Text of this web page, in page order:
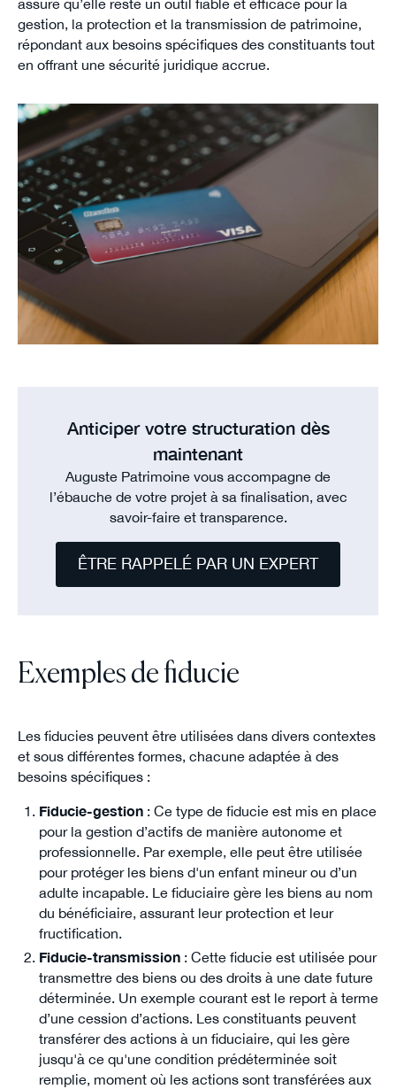
assure qu’elle reste un outil fiable et efficace pour la
gestion, la protection et la transmission de patrimoine,
répondant aux besoins spécifiques des constituants tout
en offrant une sécurité juridique accrue.
Anticiper votre structuration dès
maintenant
Auguste Patrimoine vous accompagne de
l’ébauche de votre projet à sa finalisation, avec
savoir-faire et transparence.
ÊTRE RAPPELÉ PAR UN EXPERT
Exemples de fiducie
Les fiducies peuvent être utilisées dans divers contextes
et sous différentes formes, chacune adaptée à des
besoins spécifiques :
Fiducie-gestion: Ce type de fiducie est mis en place
pour la gestion d’actifs de manière autonome et
professionnelle. Par exemple, elle peut être utilisée
pour protéger les biens d'un enfant mineur ou d’un
adulte incapable. Le fiduciaire gère les biens au nom
du bénéficiaire, assurant leur protection et leur
fructification.
Fiducie-transmission: Cette fiducie est utilisée pour
transmettre des biens ou des droits à une date future
déterminée. Un exemple courant est le report à terme
d’une cession d’actions. Les constituants peuvent
transférer des actions à un fiduciaire, qui les gère
jusqu'à ce qu'une condition prédéterminée soit
remplie, moment où les actions sont transférées aux